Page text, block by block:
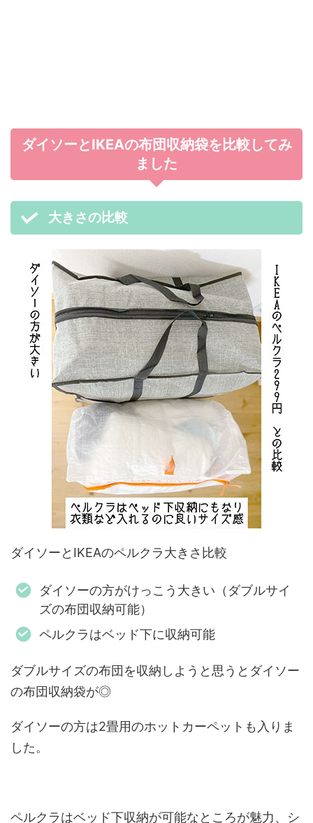
ダイソーとIKEAの布団収納袋を比較してみ
ました
大きさの比較
ダイソーとIKEAのペルクラ大きさ比較
ダイソーの方がけっこう大きい（ダブルサイ
ズの布団収納可能）
ペルクラはベッド下に収納可能
ダブルサイズの布団を収納しようと思うとダイソー
の布団収納袋が◎
ダイソーの方は2畳用のホットカーペットも入りま
した。
ペルクラはベッド下収納が可能なところが魅力、シ